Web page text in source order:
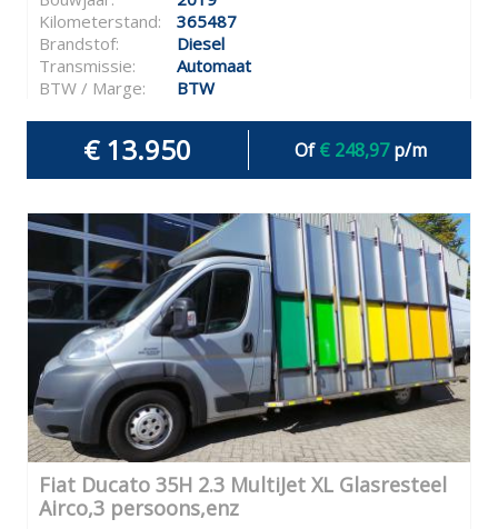
Kilometerstand:
365487
Brandstof:
Diesel
Transmissie:
Automaat
BTW / Marge:
BTW
€ 13.950 Of€ 248,97p/m
Fiat Ducato 35H 2.3 MultiJet XL Glasresteel
Airco,3 persoons,enz